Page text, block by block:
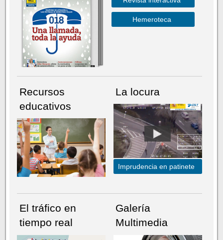
Hemeroteca
Recursos
educativos
La locura
Imprudencia en patinete
El tráfico en
tiempo real
Galería
Multimedia